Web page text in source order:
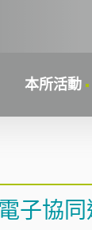
本所活動
子協